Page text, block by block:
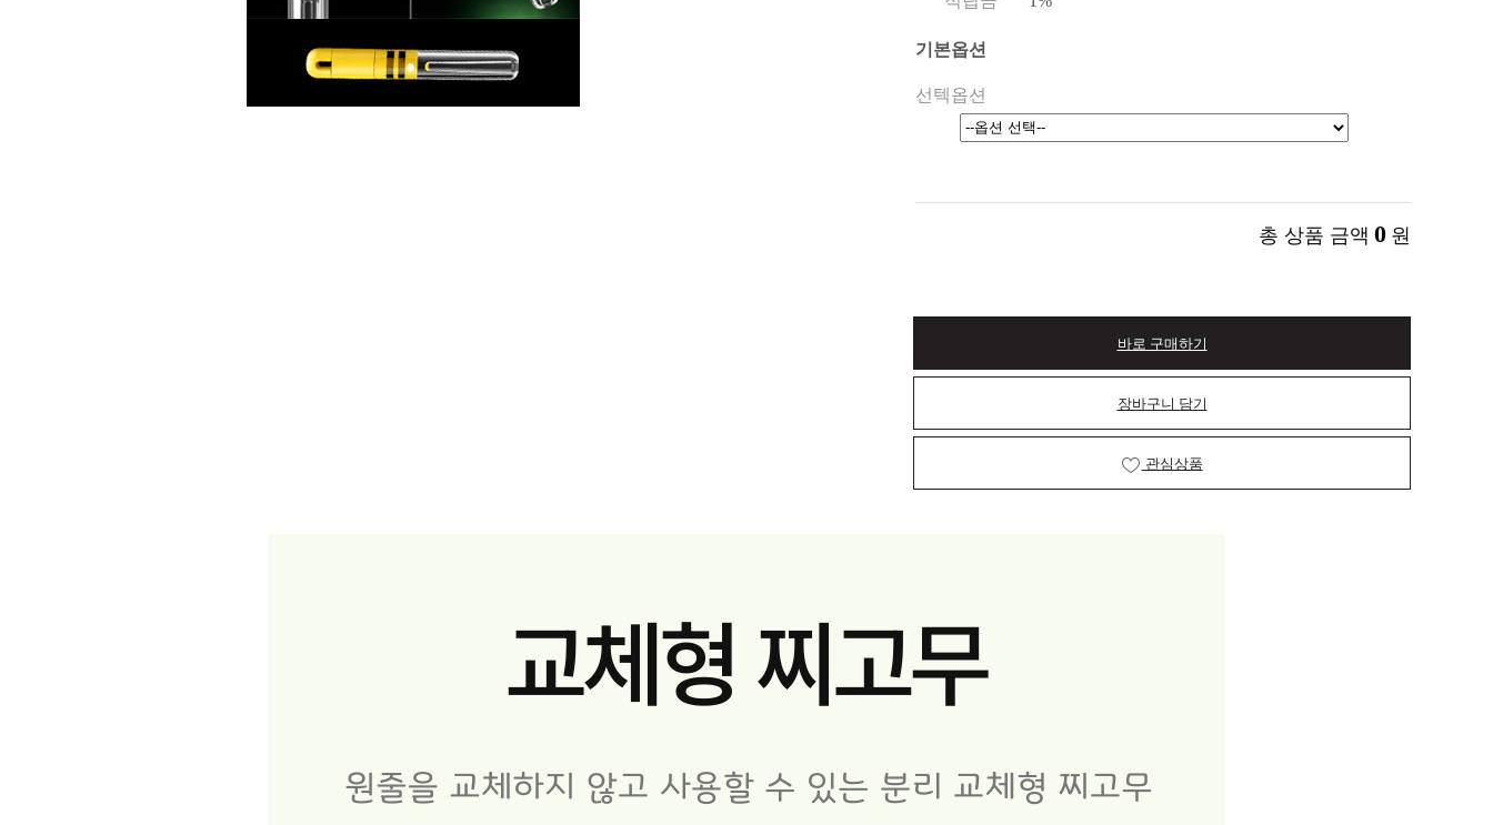
기본옵션
선텍옵션
총 상품 금액 0 원
바로 구매하기
장바구니 담기
관심상품